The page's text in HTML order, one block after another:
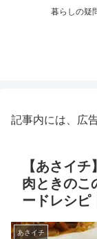
暮らしの疑
記事内には、広
【あさイ
肉ときのこ
ードレシピ
あさイチ